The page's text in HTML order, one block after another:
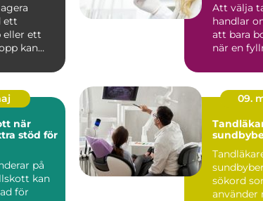
ett
eller ett
kan
Att välja
handlar
att bara
när en
stöd för
på
kan
för
09.
sökord
använder